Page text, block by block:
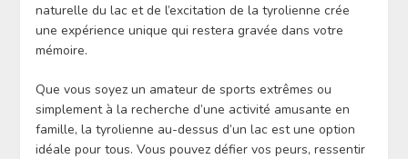
naturelle du lac et de l’excitation de la tyrolienne crée
une expérience unique qui restera gravée dans votre
mémoire.
Que vous soyez un amateur de sports extrêmes ou
simplement à la recherche d’une activité amusante en
famille, la tyrolienne au-dessus d’un lac est une option
idéale pour tous. Vous pouvez défier vos peurs, ressentir